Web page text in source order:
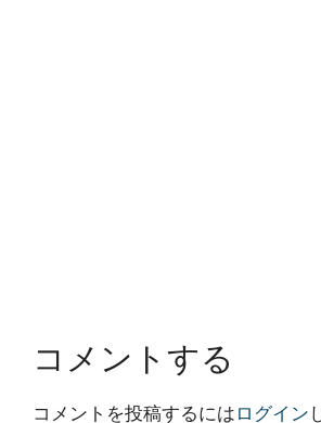
コメントする
コメントを投稿するにはログイン